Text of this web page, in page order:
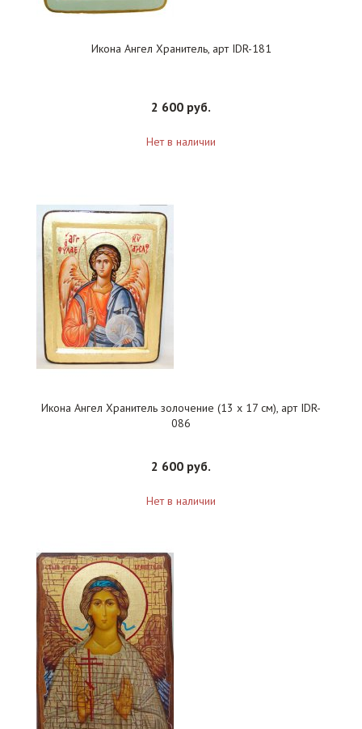
Икона Ангел Хранитель, арт IDR-181
2 600 руб.
Нет в наличии
Икона Ангел Хранитель золочение (13 х 17 см), арт IDR-
086
2 600 руб.
Нет в наличии